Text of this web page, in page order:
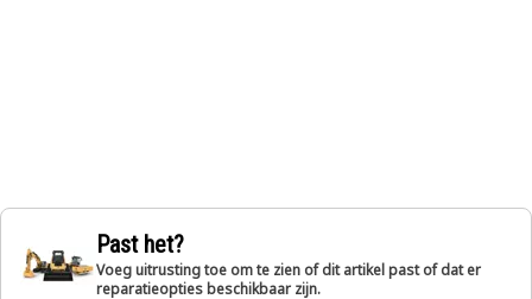
Past het?
Voeg uitrusting toe om te zien of dit artikel past of dat er
reparatieopties beschikbaar zijn.